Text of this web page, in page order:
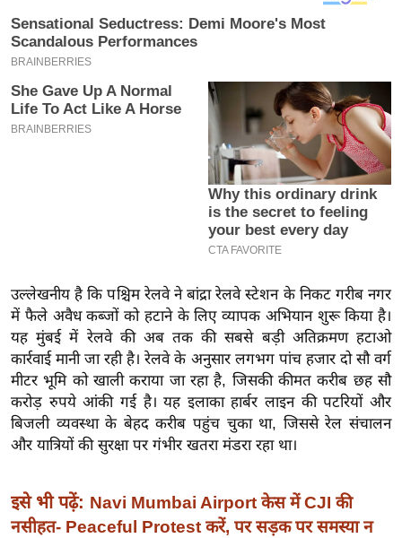
क्रि
के
I
P
इ
म
ई
-
पे
प
र
सा
ल
उल्लेखनीय है कि पश्चिम रेलवे ने बांद्रा रेलवे स्टेशन के निकट गरीब नगर
में फैले अवैध कब्जों को हटाने के लिए व्यापक अभियान शुरू किया है।
यह मुंबई में रेलवे की अब तक की सबसे बड़ी अतिक्रमण हटाओ
कार्रवाई मानी जा रही है। रेलवे के अनुसार लगभग पांच हजार दो सौ वर्ग
मीटर भूमि को खाली कराया जा रहा है, जिसकी कीमत करीब छह सौ
करोड़ रुपये आंकी गई है। यह इलाका हार्बर लाइन की पटरियों और
बिजली व्यवस्था के बेहद करीब पहुंच चुका था, जिससे रेल संचालन
और यात्रियों की सुरक्षा पर गंभीर खतरा मंडरा रहा था।
इसे भी पढ़ें: Navi Mumbai Airport केस में CJI की
नसीहत- Peaceful Protest करें, पर सड़क पर समस्या न